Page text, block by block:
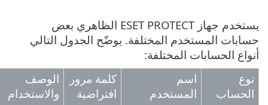
يستخدم جهاز ESET PROTECT الظاهري بعض
المستخدم المختلفة. يوضّح الجدول التالي
الحسابات المختلفة:
المستخدم
كلمة مرور
افتراضية
الوصف
والاستخدام